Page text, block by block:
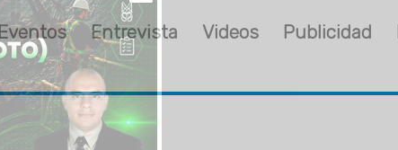
Eventos Entrevista Videos Publicidad